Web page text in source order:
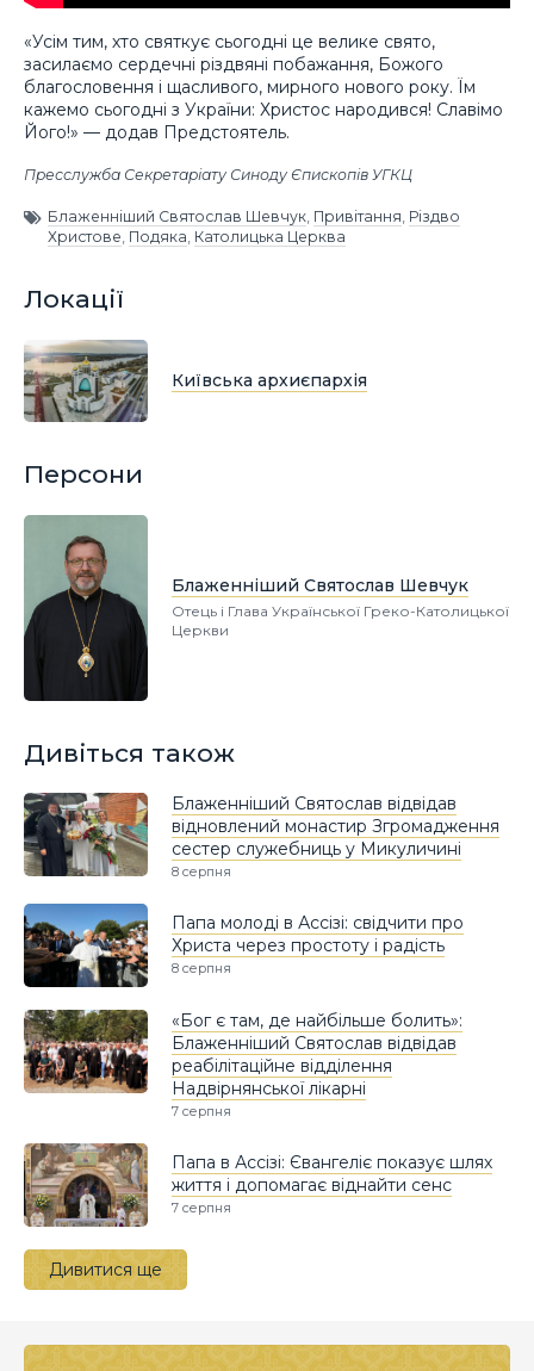
«Усім тим, хто святкує сьогодні це велике свято,
засилаємо сердечні різдвяні побажання, Божого
благословення і щасливого, мирного нового року. Їм
кажемо сьогодні з України: Христос народився! Славімо
Його!» — додав Предстоятель.
Пресслужба Секретаріату Синоду Єпископів УГКЦ
Блаженніший Святослав Шевчук Привітання Різдво
Христове Подяка Католицька Церква
Локації
Київська архиєпархія
Персони
Блаженніший Святослав Шевчук
Отець і Глава Української Греко-Католицької
Церкви
Дивіться також
Блаженніший Святослав відвідав
відновлений монастир Згромадження
сестер служебниць у Микуличині
8 серпня
Папа молоді в Ассізі: свідчити про
Христа через простоту і радість
8 серпня
«Бог є там, де найбільше болить»:
Блаженніший Святослав відвідав
реабілітаційне відділення
Надвірнянської лікарні
7 серпня
Папа в Ассізі: Євангеліє показує шлях
життя і допомагає віднайти сенс
7 серпня
Дивитися ще